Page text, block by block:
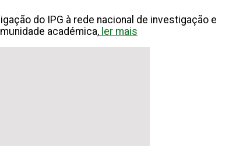
do IPG à rede nacional de investigação e
académica, ler mais